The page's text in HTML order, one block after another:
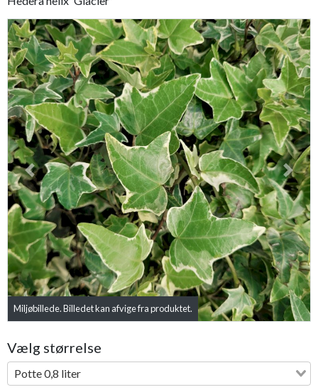
Miljøbillede. Billedet kan afvige fra produktet.
Previous Next
Vælg størrelse
Potte 0,8 liter